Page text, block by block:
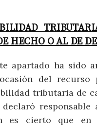
HECHO O AL DE
apartado ha sido
del recurso
tributaria de
es cierto que en